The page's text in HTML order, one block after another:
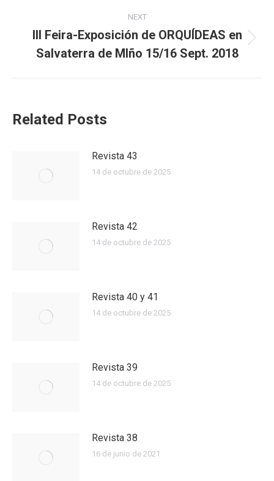
NEXT
post:
III Feira-Exposición de ORQUÍDEAS en
Salvaterra de MIño 15/16 Sept. 2018
Related Posts
Revista 43
14 de octubre de 2025
Revista 42
14 de octubre de 2025
Revista 40 y 41
14 de octubre de 2025
Revista 39
14 de octubre de 2025
Revista 38
16 de junio de 2021